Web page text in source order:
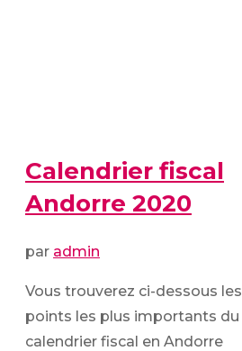
Calendrier fiscal
Andorre 2020
par admin
Vous trouverez ci-dessous les
points les plus importants du
calendrier fiscal en Andorre